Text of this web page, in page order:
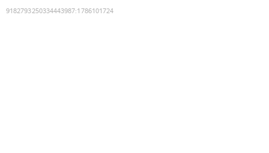
9182793250334443987:1786101724